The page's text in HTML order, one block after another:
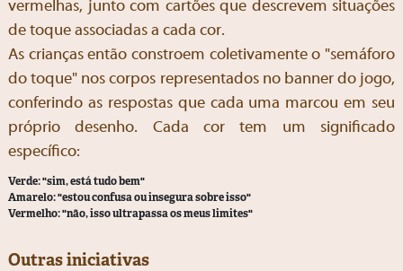
vermelhas, junto com cartões que descrevem situações
de toque associadas a cada cor.
As crianças então constroem coletivamente o "semáforo
do toque" nos corpos representados no banner do jogo,
conferindo as respostas que cada uma marcou em seu
próprio desenho. Cada cor tem um significado
específico:
Verde: "sim, está tudo bem"
Amarelo: "estou confusa ou insegura sobre isso"
Vermelho: "não, isso ultrapassa os meus limites"
Outras iniciativas